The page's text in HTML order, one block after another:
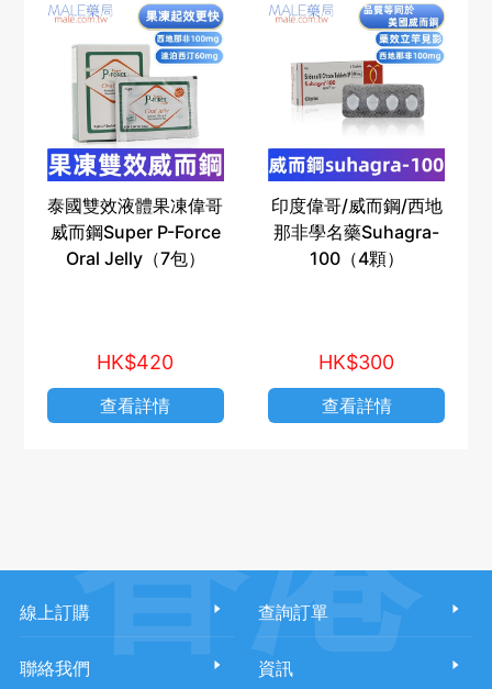
泰國雙效液體果凍偉哥
威而鋼Super P-Force
Oral Jelly（7包）
HK$420
查看詳情
印度偉哥/威而鋼/西地
那非學名藥Suhagra-
100（4顆）
HK$300
查看詳情
線上訂購 查詢訂單
聯絡我們 資訊
香港